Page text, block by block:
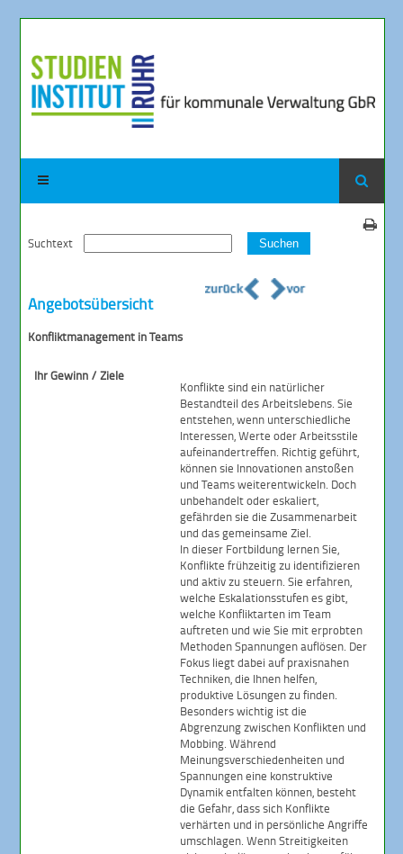
Suchtext Suchen
Angebotsübersicht
Konfliktmanagement in Teams
Ihr Gewinn / Ziele
Konflikte sind ein natürlicher
Bestandteil des Arbeitslebens. Sie
entstehen, wenn unterschiedliche
Interessen, Werte oder Arbeitsstile
aufeinandertreffen. Richtig geführt,
können sie Innovationen anstoßen
und Teams weiterentwickeln. Doch
unbehandelt oder eskaliert,
gefährden sie die Zusammenarbeit
und das gemeinsame Ziel.
In dieser Fortbildung lernen Sie,
Konflikte frühzeitig zu identifizieren
und aktiv zu steuern. Sie erfahren,
welche Eskalationsstufen es gibt,
welche Konfliktarten im Team
auftreten und wie Sie mit erprobten
Methoden Spannungen auflösen. Der
Fokus liegt dabei auf praxisnahen
Techniken, die Ihnen helfen,
produktive Lösungen zu finden.
Besonders wichtig ist die
Abgrenzung zwischen Konflikten und
Mobbing. Während
Meinungsverschiedenheiten und
Spannungen eine konstruktive
Dynamik entfalten können, besteht
die Gefahr, dass sich Konflikte
verhärten und in persönliche Angriffe
umschlagen. Wenn Streitigkeiten